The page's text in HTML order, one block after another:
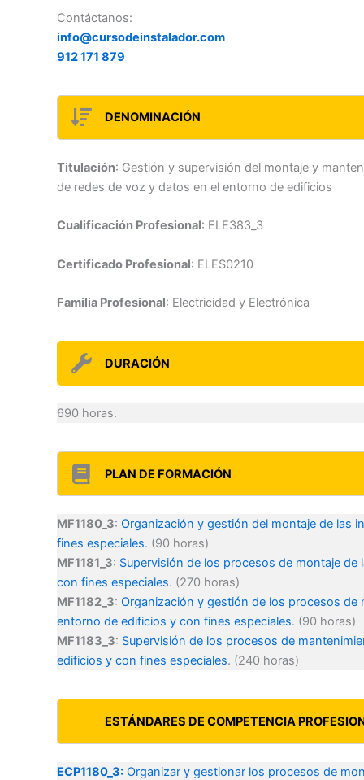
Contáctanos:
info@cursodeinstalador.com
912 171 879
DENOMINACIÓN
Titulación: Gestión y supervisión del montaje y
de redes de voz y datos en el entorno de edificios
Cualificación Profesional: ELE383_3
Certificado Profesional: ELES0210
Familia Profesional: Electricidad y Electrónica
DURACIÓN
690 horas.
PLAN DE FORMACIÓN
MF1180_3: Organización y gestión del montaje de las
fines especiales. (90 horas)
MF1181_3: Supervisión de los procesos de montaje
con fines especiales. (270 horas)
MF1182_3: Organización y gestión de los procesos
entorno de edificios y con fines especiales. (90 horas)
MF1183_3: Supervisión de los procesos de
edificios y con fines especiales. (240 horas)
ESTÁNDARES DE COMPETENCIA
ECP1180_3: Organizar y gestionar los procesos de